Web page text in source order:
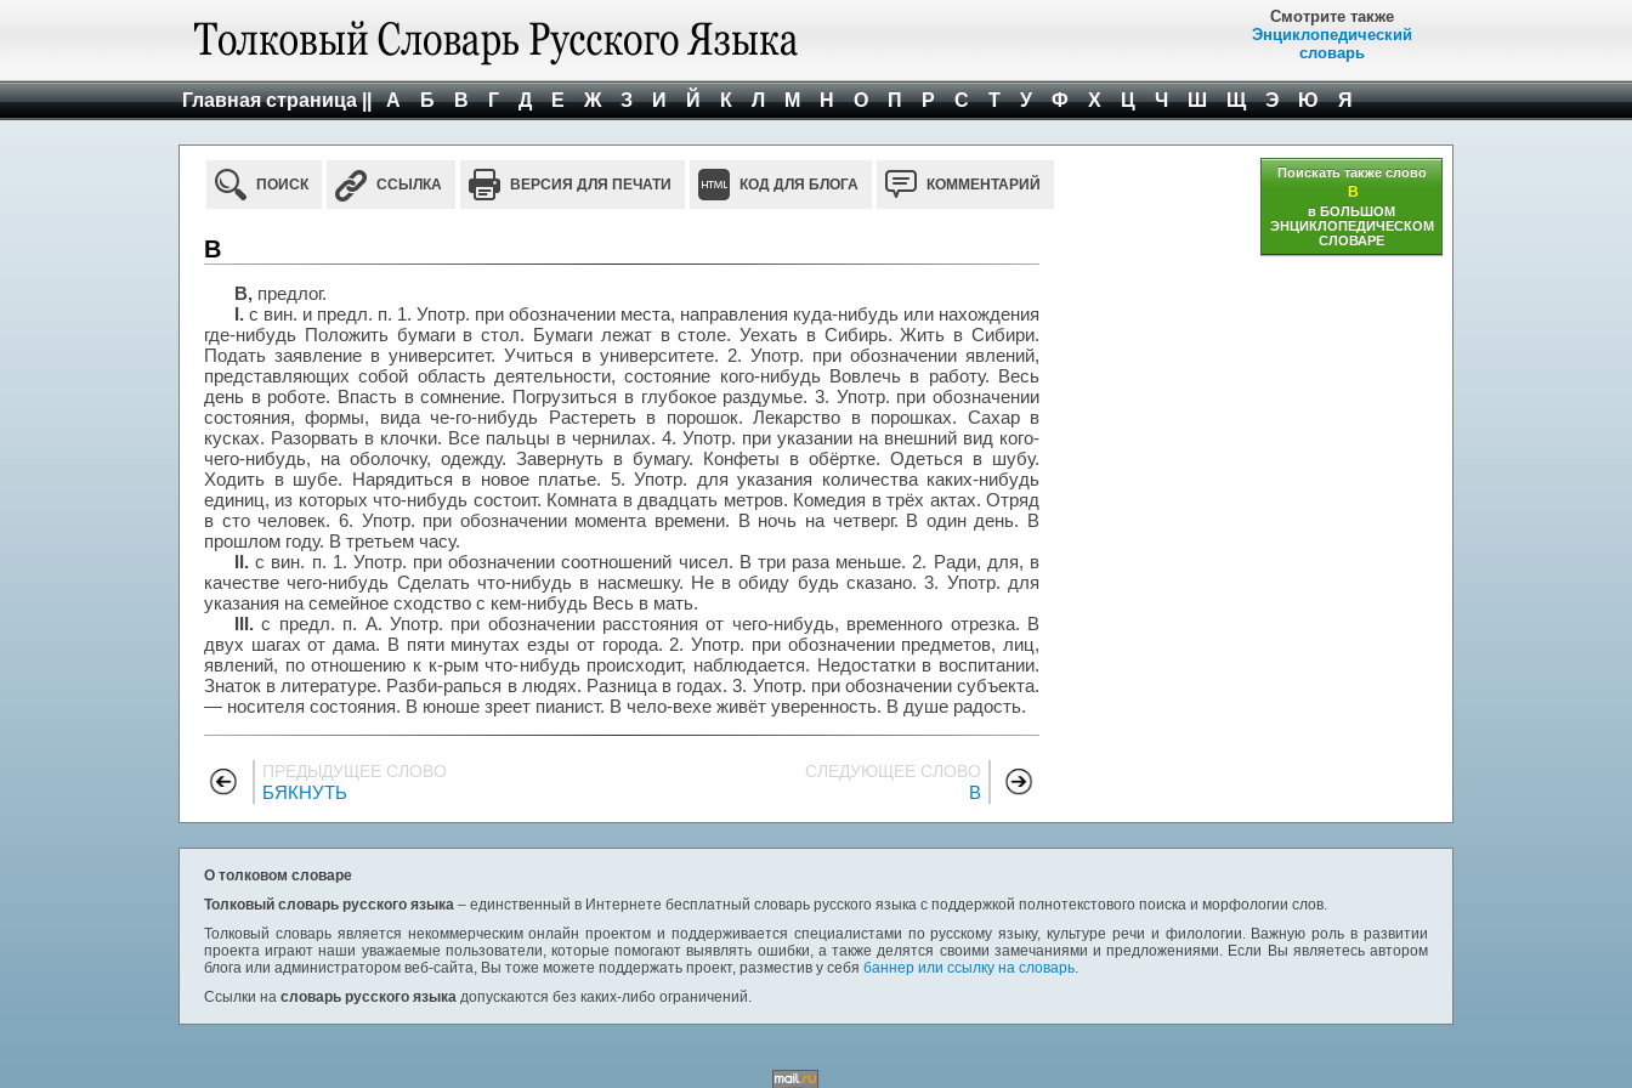
Смотрите также
Энциклопедический
словарь
Главная страница || А Б В Г Д Е Ж З И Й К Л М Н О П Р С Т У Ф Х Ц Ч Ш Щ Э Ю Я
ПОИСК ССЫЛКА ВЕРСИЯ ДЛЯ ПЕЧАТИ КОД ДЛЯ БЛОГА КОММЕНТАРИЙ
В
В, предлог.
I. с вин. и предл. п. 1. Употр. при обозначении места, направления куда-нибудь или нахождения
где-нибудь Положить бумаги в стол. Бумаги лежат в столе. Уехать в Сибирь. Жить в Сибири.
Подать заявление в университет. Учиться в университете. 2. Употр. при обозначении явлений,
представляющих собой область деятельности, состояние кого-нибудь Вовлечь в работу. Весь
день в роботе. Впасть в сомнение. Погрузиться в глубокое раздумье. 3. Употр. при обозначении
состояния, формы, вида че-го-нибудь Растереть в порошок. Лекарство в порошках. Сахар в
кусках. Разорвать в клочки. Все пальцы в чернилах. 4. Употр. при указании на внешний вид кого-
чего-нибудь, на оболочку, одежду. Завернуть в бумагу. Конфеты в обёртке. Одеться в шубу.
Ходить в шубе. Нарядиться в новое платье. 5. Употр. для указания количества каких-нибудь
единиц, из которых что-нибудь состоит. Комната в двадцать метров. Комедия в трёх актах. Отряд
в сто человек. 6. Употр. при обозначении момента времени. В ночь на четверг. В один день. В
прошлом году. В третьем часу.
II. с вин. п. 1. Употр. при обозначении соотношений чисел. В три раза меньше. 2. Ради, для, в
качестве чего-нибудь Сделать что-нибудь в насмешку. Не в обиду будь сказано. 3. Употр. для
указания на семейное сходство с кем-нибудь Весь в мать.
III. с предл. п. А. Употр. при обозначении расстояния от чего-нибудь, временного отрезка. В
двух шагах от дама. В пяти минутах езды от города. 2. Употр. при обозначении предметов, лиц,
явлений, по отношению к к-рым что-нибудь происходит, наблюдается. Недостатки в воспитании.
Знаток в литературе. Разби-рапься в людях. Разница в годах. 3. Употр. при обозначении субъекта.
— носителя состояния. В юноше зреет пианист. В чело-вехе живёт уверенность. В душе радость.
ПРЕДЫДУЩЕЕ СЛОВО
БЯКНУТЬ
СЛЕДУЮЩЕЕ СЛОВО
В
Поискать также слово
В
в БОЛЬШОМ
ЭНЦИКЛОПЕДИЧЕСКОМ
СЛОВАРЕ
О толковом словаре
Толковый словарь русского языка – единственный в Интернете бесплатный словарь русского языка с поддержкой полнотекстового поиска и морфологии слов.
Толковый словарь является некоммерческим онлайн проектом и поддерживается специалистами по русскому языку, культуре речи и филологии. Важную роль в развитии
проекта играют наши уважаемые пользователи, которые помогают выявлять ошибки, а также делятся своими замечаниями и предложениями. Если Вы являетесь автором
блога или администратором веб-сайта, Вы тоже можете поддержать проект, разместив у себя баннер или ссылку на словарь.
Ссылки на словарь русского языка допускаются без каких-либо ограничений.